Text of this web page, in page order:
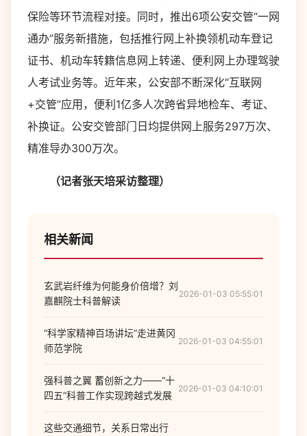
保险等环节流程对接。同时，推出6项公安交管“一网
通办”服务新措施，包括推行网上补换领机动车登记
证书、机动车转籍信息网上转递、便利网上办理驾驶
人考试业务等。近年来，公安部不断深化“互联网
+交管”应用，便利1亿多人次跨省异地检车、考证、
补换证。公安交管部门日均提供网上服务297万次、
精准导办300万次。
（记者张天培采访整理）
相关新闻
玄武岩纤维为何能身价倍增？刘
嘉麒院士科普解读
2026-01-03 05:55:01
“科学家精神百场讲坛”走进黄冈
师范学院
2026-01-03 04:55:01
强科普之翼 蓄创新之力——“十
四五”科普工作实现跨越式发展
2026-01-03 04:10:01
这些交通细节，关系日常出行